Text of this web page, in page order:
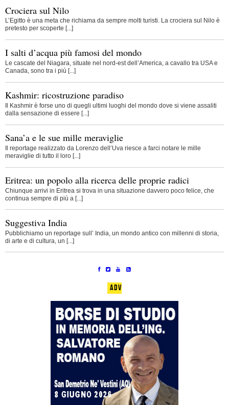
Crociera sul Nilo
L’Egitto è una meta che richiama da sempre molti turisti. La crociera sul Nilo è
pretesto per scoperte [...]
I salti d’acqua più famosi del mondo
Le cascate del Niagara, situate nel nord-est dell’America, a cavallo tra USA e
Canada, sono tra i più [...]
Kashmir: ricostruzione paradiso
Il Kashmir è forse uno di quegli ultimi luoghi del mondo dove si viene assaliti
dalla sensazione di essere [...]
Sana’a e le sue mille meraviglie
Il reportage realizzato da Lorenzo dell’Uva riesce a farci notare le mille
meraviglie di tutto il loro [...]
Eritrea: un popolo alla ricerca delle proprie radici
Chiunque arrivi in Eritrea si trova in una situazione davvero poco felice, che
continua sempre di più a [...]
Suggestiva India
Pubblichiamo un reportage sull’ India, un mondo antico con millenni di storia,
di arte e di cultura, un [...]
ADV